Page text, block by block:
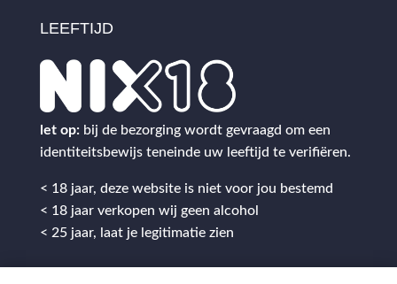
LEEFTIJD
let op: bij de bezorging wordt gevraagd om een
identiteitsbewijs teneinde uw leeftijd te verifiëren.
< 18 jaar, deze website is niet voor jou bestemd
< 18 jaar verkopen wij geen alcohol
< 25 jaar, laat je legitimatie zien